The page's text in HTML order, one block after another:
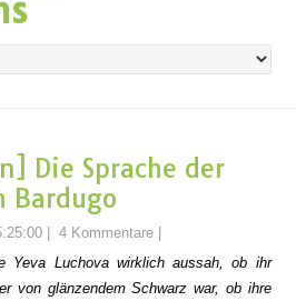
Die Sprache der
Bardugo
|4 Kommentare
Yeva Luchova wirklich aussah, ob ihr
von glänzendem Schwarz war, ob ihre